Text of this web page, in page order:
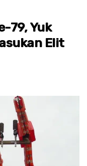
79, Yuk
Elit